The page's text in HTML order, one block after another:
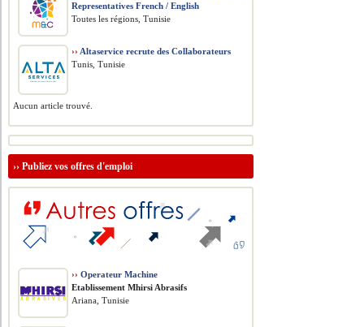
Representatives French / English
Toutes les régions, Tunisie
›› Altaservice recrute des Collaborateurs
Tunis, Tunisie
Aucun article trouvé.
››Publiez vos offres d'emploi
›› Operateur Machine
Etablissement Mhirsi Abrasifs
Ariana, Tunisie